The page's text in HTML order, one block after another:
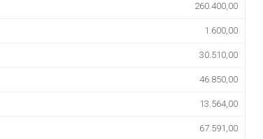
260.400,00
1.600,00
30.510,00
46.850,00
13.564,00
67.591,00